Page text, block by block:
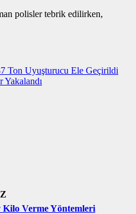
polisler tebrik edilirken,
Ton Uyuşturucu Ele Geçirildi
Yakalandı
Kilo Verme Yöntemleri